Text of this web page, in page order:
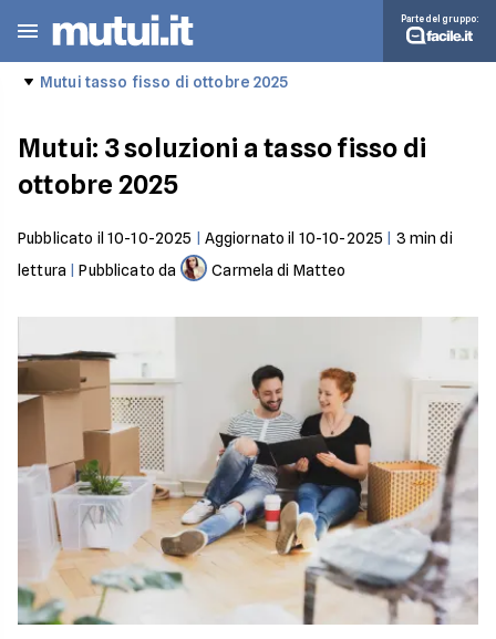
Parte del gruppo:
Mutui tasso fisso di ottobre 2025
Mutui: 3 soluzioni a tasso fisso di
ottobre 2025
Pubblicato il 10-10-2025 Aggiornato il 10-10-2025 3 min di
lettura |Pubblicato da Carmela di Matteo